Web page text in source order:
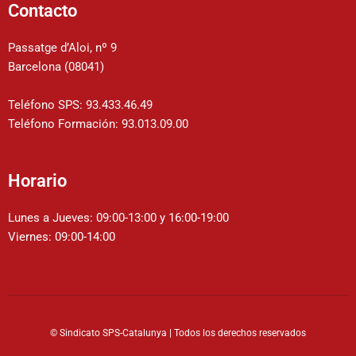
v
e
t
a
p
t
g
r
a
m
k
Contacto
Passatge d’Aloi, nº 9
Barcelona (08041)
Teléfono SPS: 93.433.46.49
Teléfono Formación: 93.013.09.00
Horario
Lunes a Jueves: 09:00-13:00 y 16:00-19:00
Viernes: 09:00-14:00
© Sindicato SPS-Catalunya | Todos los derechos reservados